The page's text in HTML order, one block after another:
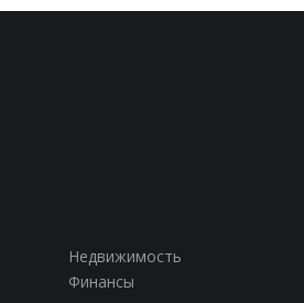
Недвижимость
Финансы